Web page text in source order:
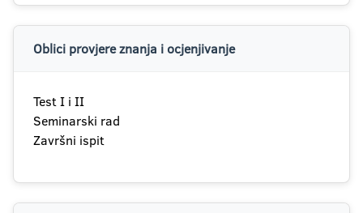
Oblici provjere znanja i ocjenjivanje
Test I i II
Seminarski rad
Završni ispit